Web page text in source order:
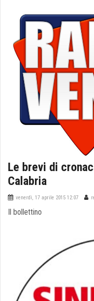
Le brevi di
Calabria
venerdì, 17 aprile 2015 12:07
Il bollettino